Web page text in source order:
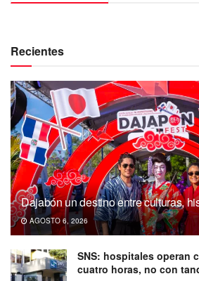
Recientes
Dajabón un destino entre culturas,
AGOSTO 6, 2026
SNS: hospitales operan
cuatro horas, no con